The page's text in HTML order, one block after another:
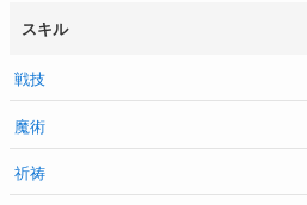
スキル
戦技
魔術
祈祷